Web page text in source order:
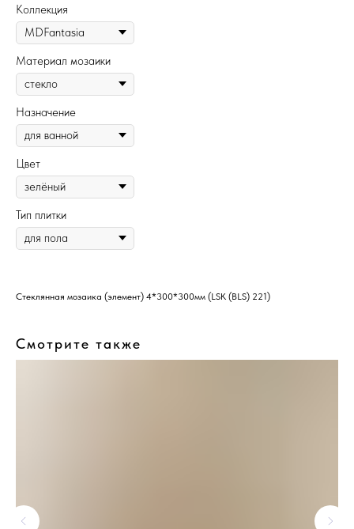
Коллекция
Материал мозаики
Назначение
Цвет
Тип плитки
Стеклянная мозаика (элемент) 4*300*300мм (LSK (BLS) 221)
Смотрите также